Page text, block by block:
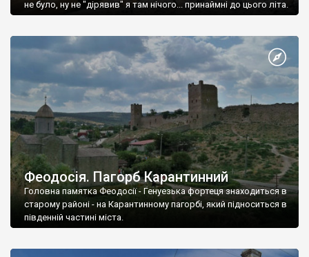
не було, ну не "дірявив" я там нічого... принаймні до цього літа.
Феодосія. Пагорб Карантинний
Головна памятка Феодосії - Генуезька фортеця знаходиться в
старому районі - на Карантинному пагорбі, який підноситься в
південній частині міста.